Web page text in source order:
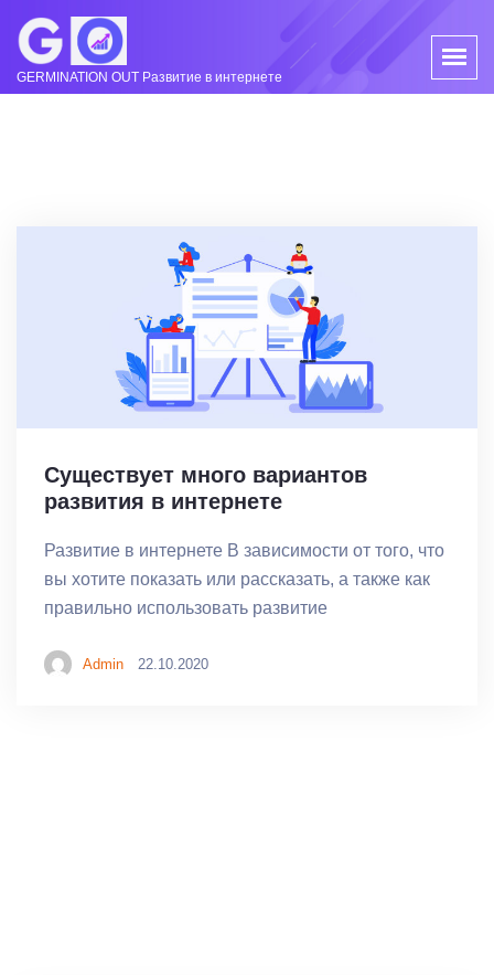
GERMINATION OUT Развитие в интернете
Существует много вариантов
развития в интернете
Развитие в интернете В зависимости от того, что
вы хотите показать или рассказать, а также как
правильно использовать развитие
Admin 22.10.2020